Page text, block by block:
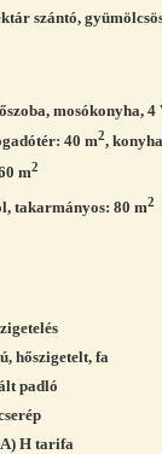
szántó,
mosókonyha, 4
40 m2,
m2
takarmányos: 80 m2
hőszigetelt, fa
padló
H tarifa